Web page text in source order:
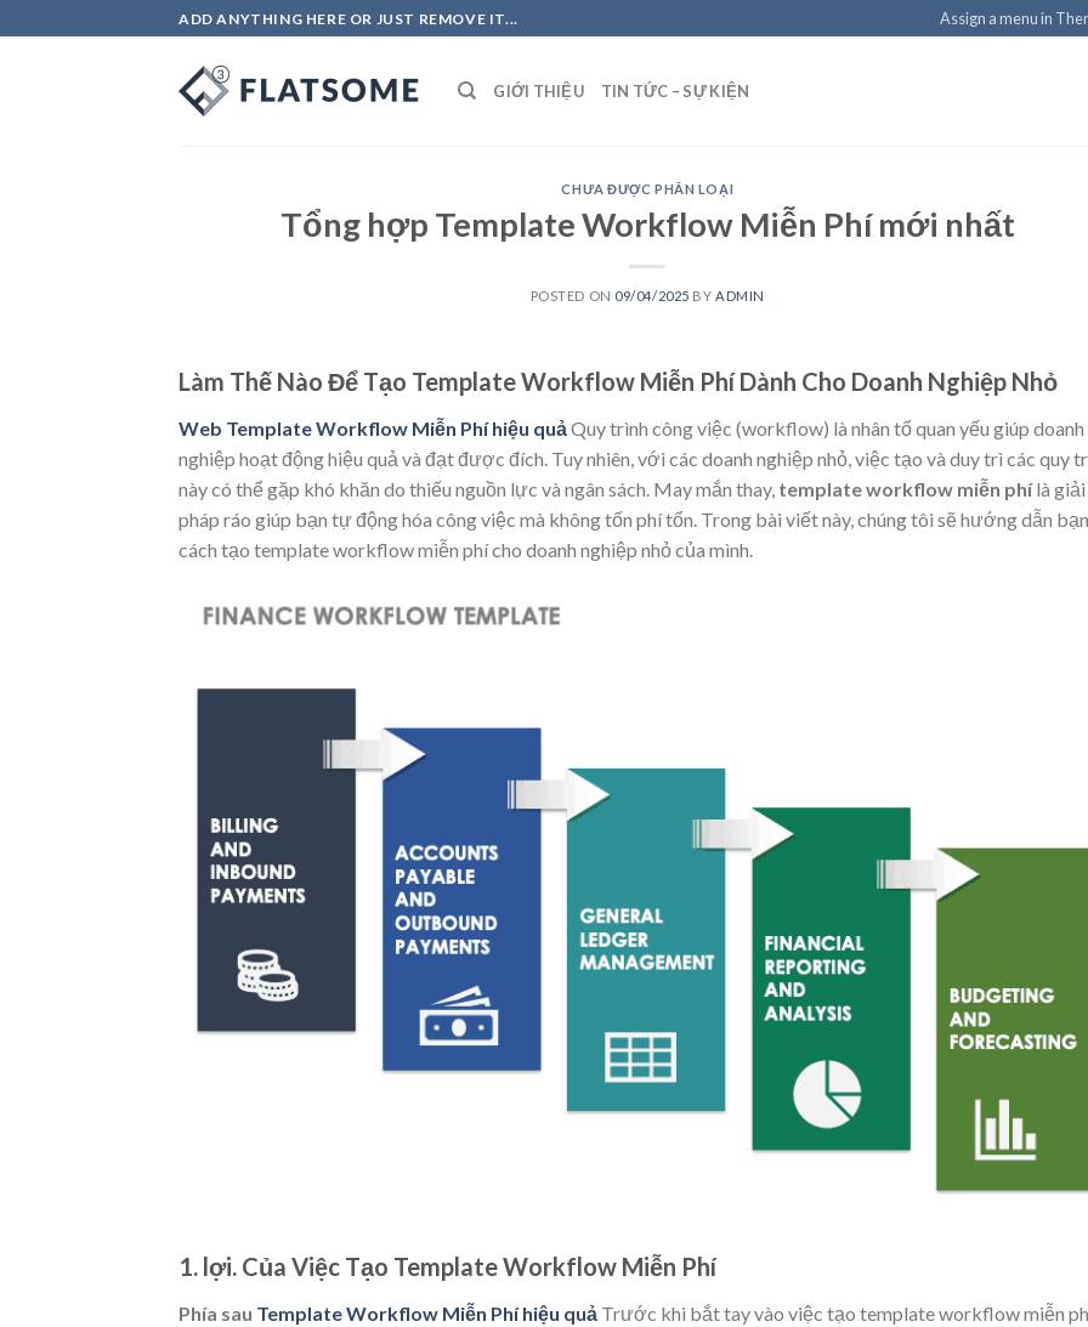
to
ADD ANYTHING HERE OR JUST REMOVE IT... Assign a menu in
GIỚI THIỆU TIN TỨC – SỰ KIỆN
CHƯA ĐƯỢC PHÂN LOẠI
Tổng hợp Template Workflow Miễn Phí mới nhất
POSTED ON 09/04/2025 BY ADMIN
Làm Thế Nào Để Tạo Template Workflow Miễn Phí Dành Cho Doanh Nghiệp Nhỏ
Web Template Workflow Miễn Phí hiệu quả Quy trình công việc (workflow) là nhân tố quan yếu giúp doanh
nghiệp hoạt động hiệu quả và đạt được đích. Tuy nhiên, với các doanh nghiệp nhỏ, việc tạo và duy trì các quy
này có thể gặp khó khăn do thiếu nguồn lực và ngân sách. May mắn thay, template workflow miễn phílà giải
pháp ráo giúp bạn tự động hóa công việc mà không tốn phí tổn. Trong bài viết này, chúng tôi sẽ hướng dẫn bạn
cách tạo template workflow miễn phí cho doanh nghiệp nhỏ của mình.
1. lợi. Của Việc Tạo Template Workflow Miễn Phí
Phía sau Template Workflow Miễn Phí hiệu quả Trước khi bắt tay vào việc tạo template workflow miễn